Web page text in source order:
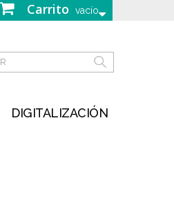
Carrito vacío
DIGITALIZACIÓN